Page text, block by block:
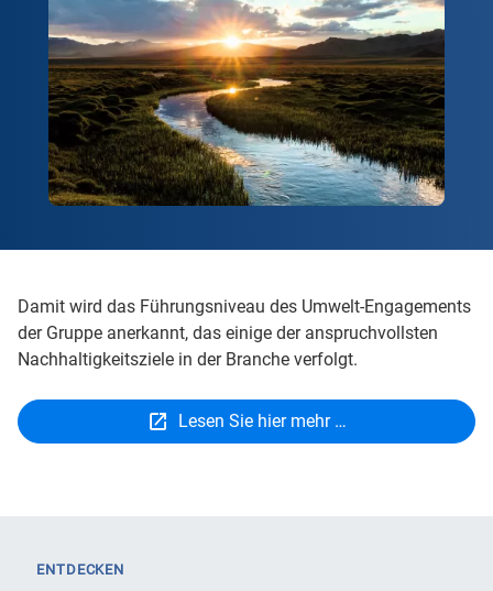
Damit wird das Führungsniveau des Umwelt-Engagements
der Gruppe anerkannt, das einige der anspruchvollsten
Nachhaltigkeitsziele in der Branche verfolgt.
Lesen Sie hier mehr …
ENTDECKEN